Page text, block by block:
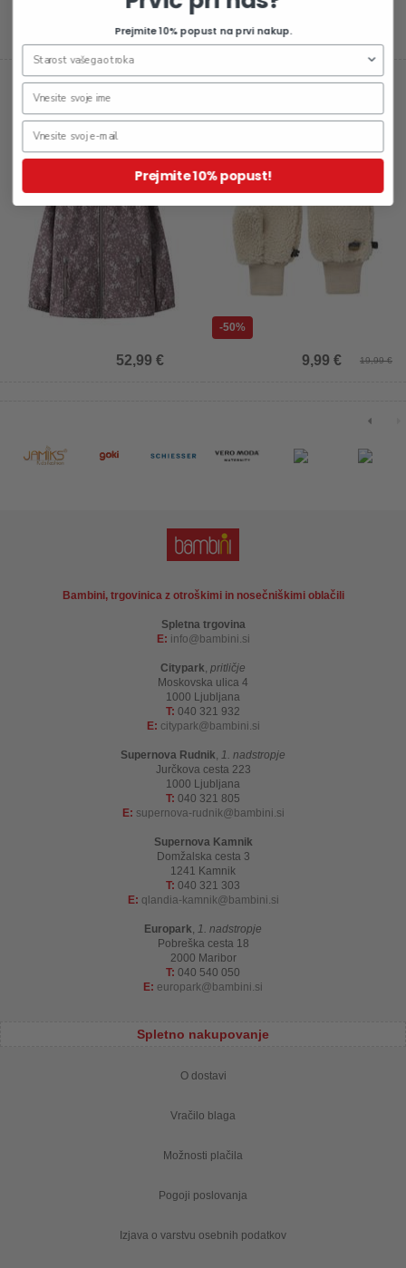
39,99 €
Otroška softshell jakna za
dekleta Alfa0
52,99 €
-50%
Otroške rokavice za dekleta
19,99 €
9,99 €
Bambini, trgovinica z otroškimi in nosečniškimi oblačili
Spletna trgovina
E: info bambini.si
Citypark, pritličje
Moskovska ulica 4
1000 Ljubljana
T: 040 321 932
E: citypark bambini.si
Supernova Rudnik, 1. nadstropje
Jurčkova cesta 223
1000 Ljubljana
T: 040 321 805
E: supernova-rudnik bambini.si
Supernova Kamnik
Domžalska cesta 3
1241 Kamnik
T: 040 321 303
E: qlandia-kamnik bambini.si
Europark, 1. nadstropje
Pobreška cesta 18
2000 Maribor
T: 040 540 050
E: europark bambini.si
Spletno nakupovanje
O dostavi
Vračilo blaga
Možnosti plačila
Pogoji poslovanja
Izjava o varstvu osebnih podatkov
Prejmite 10% popust na prvi nakup.
Prejmite 10% popust!